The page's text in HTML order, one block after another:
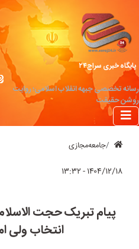
پایگاه خبری سراج۲۴
رسانه تخصصی جبهه انقلاب اسلامی؛ روایت
روشن حقیقت
جامعه‌مجازی
۱۴۰۴/۱۲/۱۸ - ۱۳:۳۲
پیام تبریک حجت
انتخاب ولی